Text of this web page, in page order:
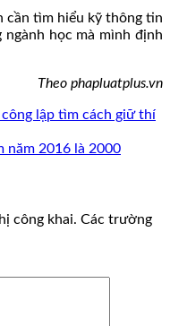
cần tìm hiểu kỹ thông tin
học mà mình định
Theo phapluatplus.vn
lập tìm cách giữ thí
năm 2016 là 2000
công khai. Các trường